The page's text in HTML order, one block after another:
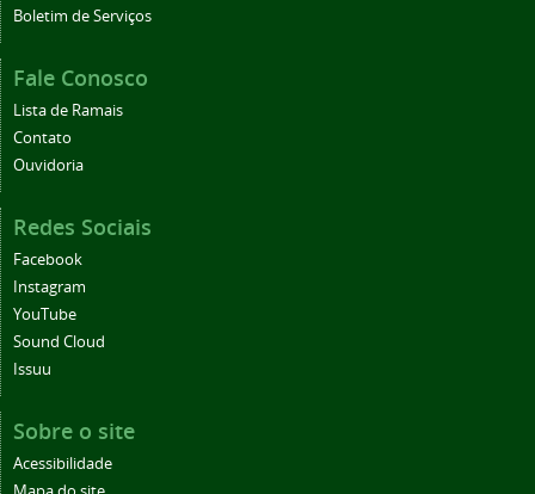
Boletim de Serviços
Fale Conosco
Lista de Ramais
Contato
Ouvidoria
Redes Sociais
Facebook
Instagram
YouTube
Sound Cloud
Issuu
Sobre o site
Acessibilidade